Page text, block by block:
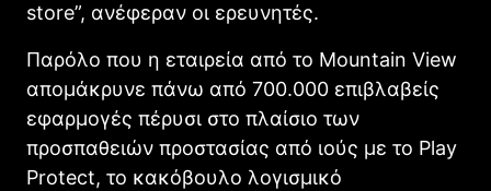
store”, ανέφεραν οι ερευνητές.
Παρόλο που η εταιρεία από το Mountain View
απομάκρυνε πάνω από 700.000 επιβλαβείς
εφαρμογές πέρυσι στο πλαίσιο των
προσπαθειών προστασίας από ιούς με το Play
Protect, το κακόβουλο λογισμικό